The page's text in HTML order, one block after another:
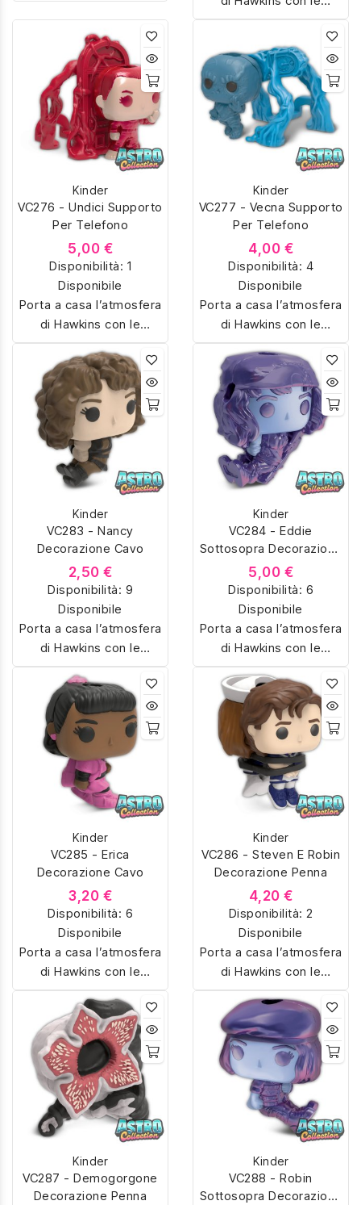
dedicate a Stranger
Things. Colleziona
Eleven, Dustin,
Demogorgon e tanti altri
personaggi iconici della
serie Netflix, riprodotti in
miniatura con dettagli
unici. Perfetti per fan e
collezionisti, ideali anche
come regalo originale.
sorpresine Kinder Joy
dedicate a Stranger
Things. Colleziona
Eleven, Dustin,
Demogorgon e tanti altri
personaggi iconici della
serie Netflix, riprodotti in
miniatura con dettagli
unici. Perfetti per fan e
collezionisti, ideali anche
come regalo originale.
Kinder
VC276 - Undici Supporto
Per Telefono
5,00 €
Disponibilità: 1
Disponibile
Porta a casa l’atmosfera
di Hawkins con le
sorpresine Kinder Joy
dedicate a Stranger
Things. Colleziona
Eleven, Dustin,
Demogorgon e tanti altri
personaggi iconici della
serie Netflix, riprodotti in
miniatura con dettagli
unici. Perfetti per fan e
collezionisti, ideali anche
come regalo originale.
Kinder
VC277 - Vecna Supporto
Per Telefono
4,00 €
Disponibilità: 4
Disponibile
Porta a casa l’atmosfera
di Hawkins con le
sorpresine Kinder Joy
dedicate a Stranger
Things. Colleziona
Eleven, Dustin,
Demogorgon e tanti altri
personaggi iconici della
serie Netflix, riprodotti in
miniatura con dettagli
unici. Perfetti per fan e
collezionisti, ideali anche
come regalo originale.
Kinder
VC283 - Nancy
Decorazione Cavo
2,50 €
Disponibilità: 9
Disponibile
Porta a casa l’atmosfera
di Hawkins con le
sorpresine Kinder Joy
dedicate a Stranger
Things. Colleziona
Eleven, Dustin,
Demogorgon e tanti altri
personaggi iconici della
serie Netflix, riprodotti in
miniatura con dettagli
unici. Perfetti per fan e
collezionisti, ideali anche
come regalo originale.
Kinder
VC284 - Eddie
Sottosopra Decorazione
Cavo
5,00 €
Disponibilità: 6
Disponibile
Porta a casa l’atmosfera
di Hawkins con le
sorpresine Kinder Joy
dedicate a Stranger
Things. Colleziona
Eleven, Dustin,
Demogorgon e tanti altri
personaggi iconici della
serie Netflix, riprodotti in
miniatura con dettagli
unici. Perfetti per fan e
collezionisti, ideali anche
come regalo originale.
Kinder
VC285 - Erica
Decorazione Cavo
3,20 €
Disponibilità: 6
Disponibile
Porta a casa l’atmosfera
di Hawkins con le
sorpresine Kinder Joy
dedicate a Stranger
Things. Colleziona
Eleven, Dustin,
Demogorgon e tanti altri
personaggi iconici della
serie Netflix, riprodotti in
miniatura con dettagli
unici. Perfetti per fan e
collezionisti, ideali anche
come regalo originale.
Kinder
VC286 - Steven E Robin
Decorazione Penna
4,20 €
Disponibilità: 2
Disponibile
Porta a casa l’atmosfera
di Hawkins con le
sorpresine Kinder Joy
dedicate a Stranger
Things. Colleziona
Eleven, Dustin,
Demogorgon e tanti altri
personaggi iconici della
serie Netflix, riprodotti in
miniatura con dettagli
unici. Perfetti per fan e
collezionisti, ideali anche
come regalo originale.
Kinder
VC287 - Demogorgone
Decorazione Penna
Kinder
VC288 - Robin
Sottosopra Decorazione